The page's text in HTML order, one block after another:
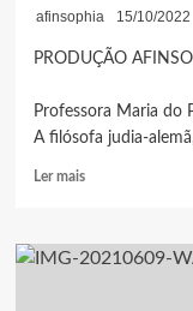
DIRIA:
COM
BURGUESA
afinsophia 15/10/2022
PRODUÇÃO
Professora Maria
A filósofa judia-
Ler maisLeia
VIVA!
É